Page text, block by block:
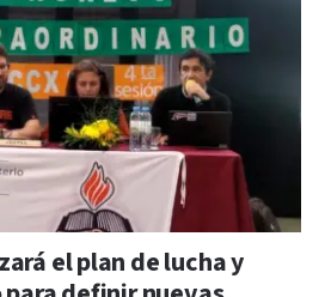
el plan de lucha y